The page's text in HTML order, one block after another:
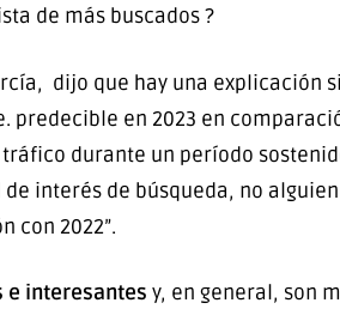
de más buscados ?
dijo que hay una explicación
en 2023 en
durante un período
interés de búsqueda, no
con 2022”.
e interesantes y, en general, son